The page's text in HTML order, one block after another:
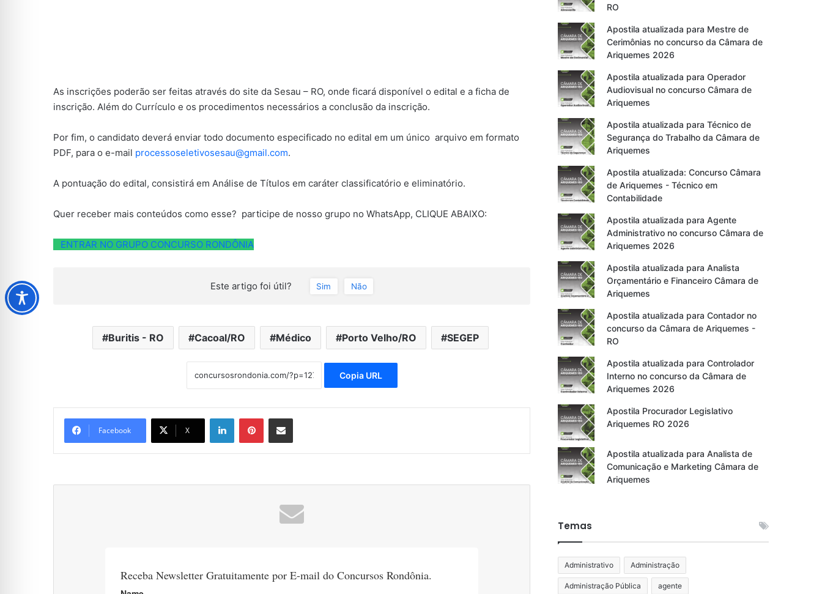
As inscrições poderão ser feitas através do site da Sesau – RO, onde ficará disponível o edital e a ficha de
inscrição. Além do Currículo e os procedimentos necessários a conclusão da inscrição.
Por fim, o candidato deverá enviar todo documento especificado no edital em um único arquivo em formato
PDF, para o e-mail processoseletivosesau@gmail.com.
A pontuação do edital, consistirá em Análise de Títulos em caráter classificatório e eliminatório.
Quer receber mais conteúdos como esse? participe de nosso grupo no WhatsApp, CLIQUE ABAIXO:
ENTRAR NO GRUPO CONCURSO RONDÔNIA
Este artigo foi útil? Sim Não
Buritis - RO Cacoal/RO Médico Porto Velho/RO SEGEP
Copia URL
Facebook X
LinkedinPinterestCompartilhar via e-mail
RO
Apostila atualizada para Mestre de
Cerimônias no concurso da Câmara de
Ariquemes 2026
Apostila atualizada para Operador
Audiovisual no concurso Câmara de
Ariquemes
Apostila atualizada para Técnico de
Segurança do Trabalho da Câmara de
Ariquemes
Apostila atualizada: Concurso Câmara
de Ariquemes - Técnico em
Contabilidade
Apostila atualizada para Agente
Administrativo no concurso Câmara de
Ariquemes 2026
Apostila atualizada para Analista
Orçamentário e Financeiro Câmara de
Ariquemes
Apostila atualizada para Contador no
concurso da Câmara de Ariquemes -
RO
Apostila atualizada para Controlador
Interno no concurso da Câmara de
Ariquemes 2026
Apostila Procurador Legislativo
Ariquemes RO 2026
Apostila atualizada para Analista de
Comunicação e Marketing Câmara de
Ariquemes
Temas
Administrativo Administração
Administração Pública agente